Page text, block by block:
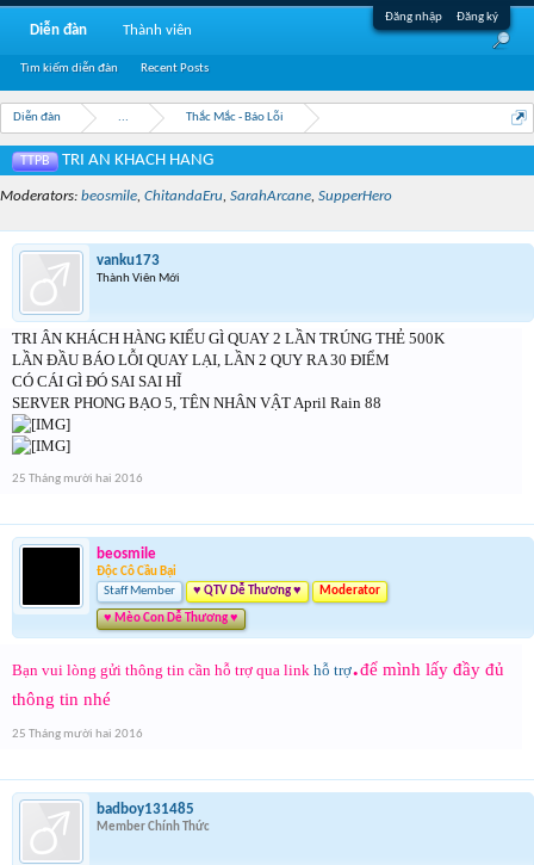
Đăng nhập Đăng ký
Diễn đàn ... Thắc Mắc - Báo Lỗi
TTPB TRI AN KHACH HANG
Moderators: beosmile, ChitandaEru, SarahArcane, SupperHero
vanku173
Thành Viên Mới
TRI ÂN KHÁCH HÀNG KIỂU GÌ QUAY 2 LẦN TRÚNG THẺ 500K
LẦN ĐẦU BÁO LỖI QUAY LẠI, LẦN 2 QUY RA 30 ĐIỂM
CÓ CÁI GÌ ĐÓ SAI SAI HĨ
SERVER PHONG BẠO 5, TÊN NHÂN VẬT April Rain 88
25 Tháng mười hai 2016
beosmile
Độc Cô Cầu Bại
Staff Member
♥ QTV Dễ Thương ♥ Moderator
♥ Mèo Con Dễ Thương ♥
Bạn vui lòng gửi thông tin cần hỗ trợ qua link hỗ trợ.để mình lấy đầy đủ
thông tin nhé
25 Tháng mười hai 2016
badboy131485
Member Chính Thức
Diễn đàn
Tìm kiếm diễn đàn Recent Posts
Thành viên